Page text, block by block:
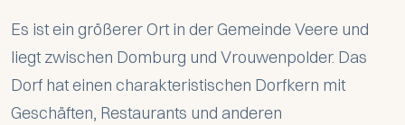
Es ist ein größerer Ort in der Gemeinde Veere und
liegt zwischen Domburg und Vrouwenpolder. Das
Dorf hat einen charakteristischen Dorfkern mit
Geschäften, Restaurants und anderen